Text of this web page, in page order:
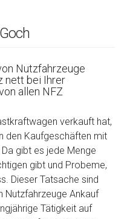
Nutzfahrzeuge
nett bei Ihrer
allen NFZ
verkauft hat,
den Kaufgeschäften mit
gibt es jede Menge
gibt und Probeme,
Dieser Tatsache sind
Nutzfahrzeuge Ankauf
Tätigkeit auf